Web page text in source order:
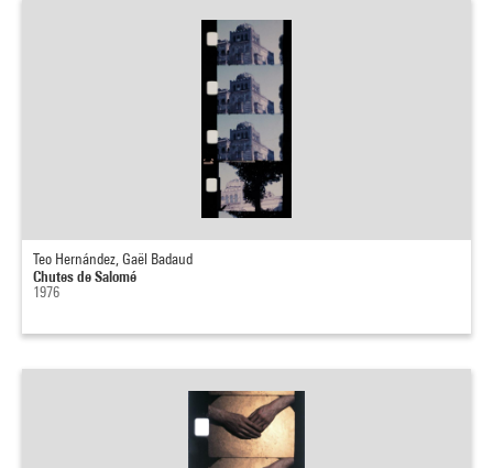
Teo Hernández, Gaël Badaud
Chutes de Salomé
1976